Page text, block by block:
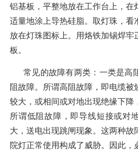
铝基板，平整地放在工作台上，在
适量地涂上导热硅脂。取灯珠，看
放在灯珠图标上。用烙铁加锡焊牢
板。
常见的故障有两类：一类是高
阻故障。所谓高阻故障，即电缆被
较大，或相间或对地出现绝缘下降
所谓低阻故障，即导线短接或对
大，送电出现跳闸现象。这两种故
院灯正常使用构成了威胁。因此，